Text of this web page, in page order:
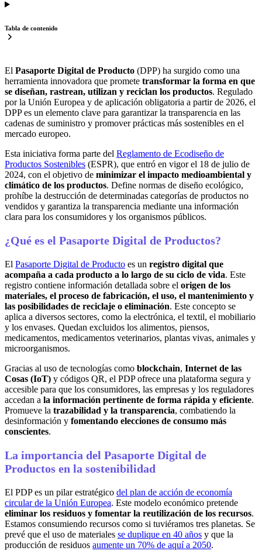
Tabla de contenido
El Pasaporte Digital de Producto (DPP) ha surgido como una
herramienta innovadora que promete transformar la forma en que
se diseñan, rastrean, utilizan y reciclan los productos. Regulado
por la Unión Europea y de aplicación obligatoria a partir de 2026, el
DPP es un elemento clave para garantizar la transparencia en las
cadenas de suministro y promover prácticas más sostenibles en el
mercado europeo.
Esta iniciativa forma parte del Reglamento de Ecodiseño de
Productos Sostenibles (ESPR), que entró en vigor el 18 de julio de
2024, con el objetivo de minimizar el impacto medioambiental y
climático de los productos. Define normas de diseño ecológico,
prohíbe la destrucción de determinadas categorías de productos no
vendidos y garantiza la transparencia mediante una información
clara para los consumidores y los organismos públicos.
¿Qué es el Pasaporte Digital de Productos?
El Pasaporte Digital de Producto es un registro digital que
acompaña a cada producto a lo largo de su ciclo de vida. Este
registro contiene información detallada sobre el origen de los
materiales, el proceso de fabricación, el uso, el mantenimiento y
las posibilidades de reciclaje o eliminación. Este concepto se
aplica a diversos sectores, como la electrónica, el textil, el mobiliario
y los envases. Quedan excluidos los alimentos, piensos,
medicamentos, medicamentos veterinarios, plantas vivas, animales y
microorganismos.
Gracias al uso de tecnologías como blockchain, Internet de las
Cosas (IoT) y códigos QR, el PDP ofrece una plataforma segura y
accesible para que los consumidores, las empresas y los reguladores
accedan a la información pertinente de forma rápida y eficiente.
Promueve la trazabilidad y la transparencia, combatiendo la
desinformación y fomentando elecciones de consumo más
conscientes.
La importancia del Pasaporte Digital de
Productos en la sostenibilidad
El PDP es un pilar estratégico del plan de acción de economía
circular de la Unión Europea. Este modelo económico pretende
eliminar los residuos y fomentar la reutilización de los recursos.
Estamos consumiendo recursos como si tuviéramos tres planetas. Se
prevé que el uso de materiales se duplique en 40 años y que la
producción de residuos aumente un 70% de aquí a 2050.